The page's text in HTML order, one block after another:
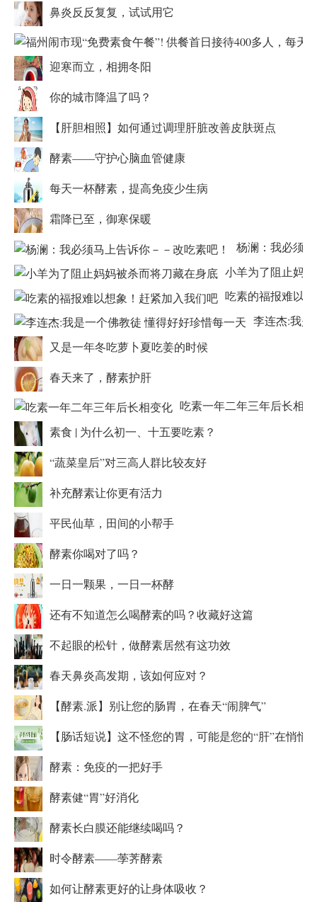
鼻炎反反复复，试试用它
迎寒而立，相拥冬阳
你的城市降温了吗？
【肝胆相照】如何通过调理肝脏改善皮肤斑点
酵素——守护心脑血管健康
每天一杯酵素，提高免疫少生病
霜降已至，御寒保暖
杨澜：我必须
小羊为了阻止妈
吃素的福报难以
李连杰:我是
又是一年冬吃萝卜夏吃姜的时候
春天来了，酵素护肝
吃素一年二年三年后长相
素食 | 为什么初一、十五要吃素？
“蔬菜皇后”对三高人群比较友好
补充酵素让你更有活力
平民仙草，田间的小帮手
酵素你喝对了吗？
一日一颗果，一日一杯酵
还有不知道怎么喝酵素的吗？收藏好这篇
不起眼的松针，做酵素居然有这功效
春天鼻炎高发期，该如何应对？
【酵素.派】别让您的肠胃，在春天“闹脾气”
【肠话短说】这不怪您的胃，可能是您的“肝”在悄悄
酵素：免疫的一把好手
酵素健“胃”好消化
酵素长白膜还能继续喝吗？
时令酵素——荸荠酵素
如何让酵素更好的让身体吸收？